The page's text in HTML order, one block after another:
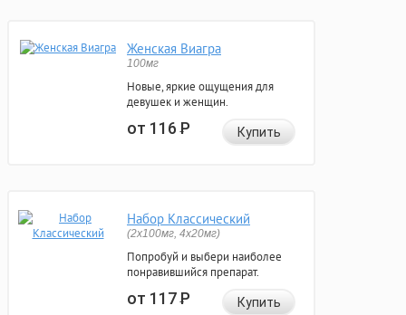
Женская Виагра
100мг
Новые, яркие ощущения для
девушек и женщин.
от 116Р Купить
Набор Классический
(2x100мг, 4x20мг)
Попробуй и выбери наиболее
понравившийся препарат.
от 117Р Купить